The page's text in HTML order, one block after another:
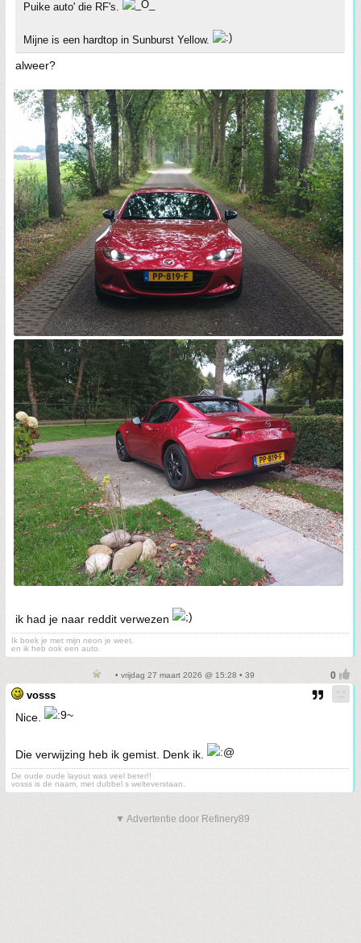
Puike auto' die RF's.
Mijne is een hardtop in Sunburst Yellow.
alweer?
ik had je naar reddit verwezen
Ik boek je met mijn neon je weet.
en ik heb ook een auto.
• vrijdag 27 maart 2026 @ 15:28 • 39
vosss
Nice.
Die verwijzing heb ik gemist. Denk ik.
De oude oude layout was veel beter!!
vosss is de naam, met dubbel s welteverstaan.
▼ Advertentie door Refinery89